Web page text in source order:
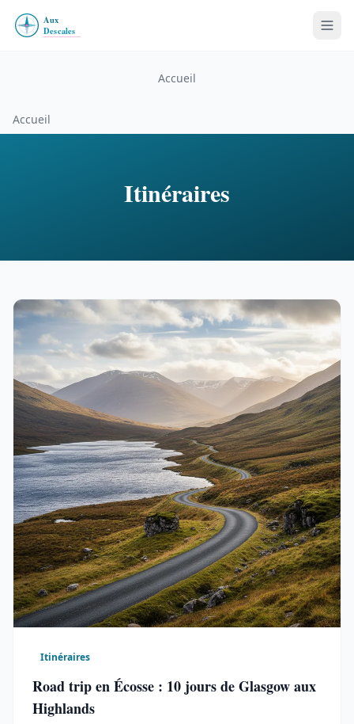
Accueil
Accueil
Itinéraires
Itinéraires
Road trip en Écosse : 10 jours de Glasgow aux
Highlands